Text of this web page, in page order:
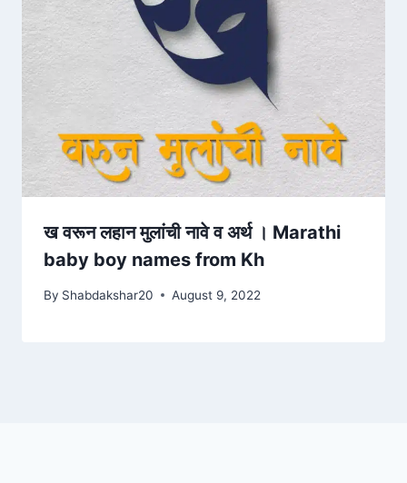
ख वरून लहान मुलांची नावे व अर्थ । Marathi
baby boy names from Kh
By Shabdakshar20 August 9, 2022